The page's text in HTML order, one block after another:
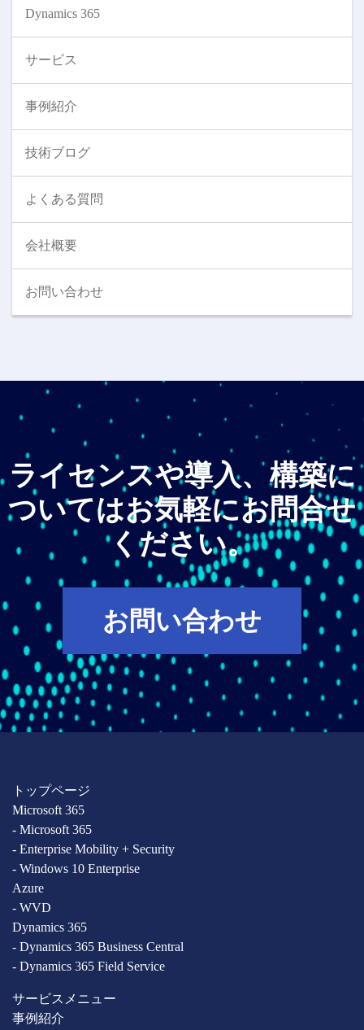
Dynamics 365
サービス
事例紹介
技術ブログ
よくある質問
会社概要
お問い合わせ
ライセンスや導入、構築に
ついてはお気軽にお問合せ
ください。
お問い合わせ
トップページ
Microsoft 365
- Microsoft 365
- Enterprise Mobility + Security
- Windows 10 Enterprise
Azure
- WVD
Dynamics 365
- Dynamics 365 Business Central
- Dynamics 365 Field Service
サービスメニュー
事例紹介